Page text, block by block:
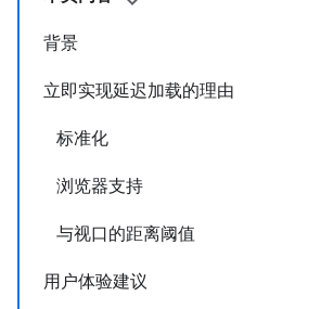
背景
立即实现延迟加载的理由
标准化
浏览器支持
与视口的距离阈值
用户体验建议